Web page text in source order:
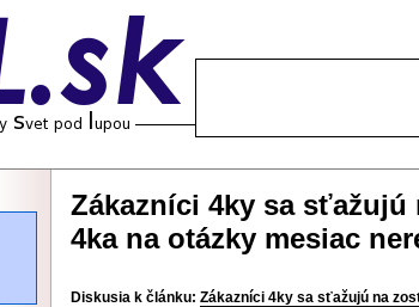
Zákazníci 4ky sa sťažujú
4ka na otázky mesiac
Diskusia k článku: Zákazníci 4ky sa sťažujú na